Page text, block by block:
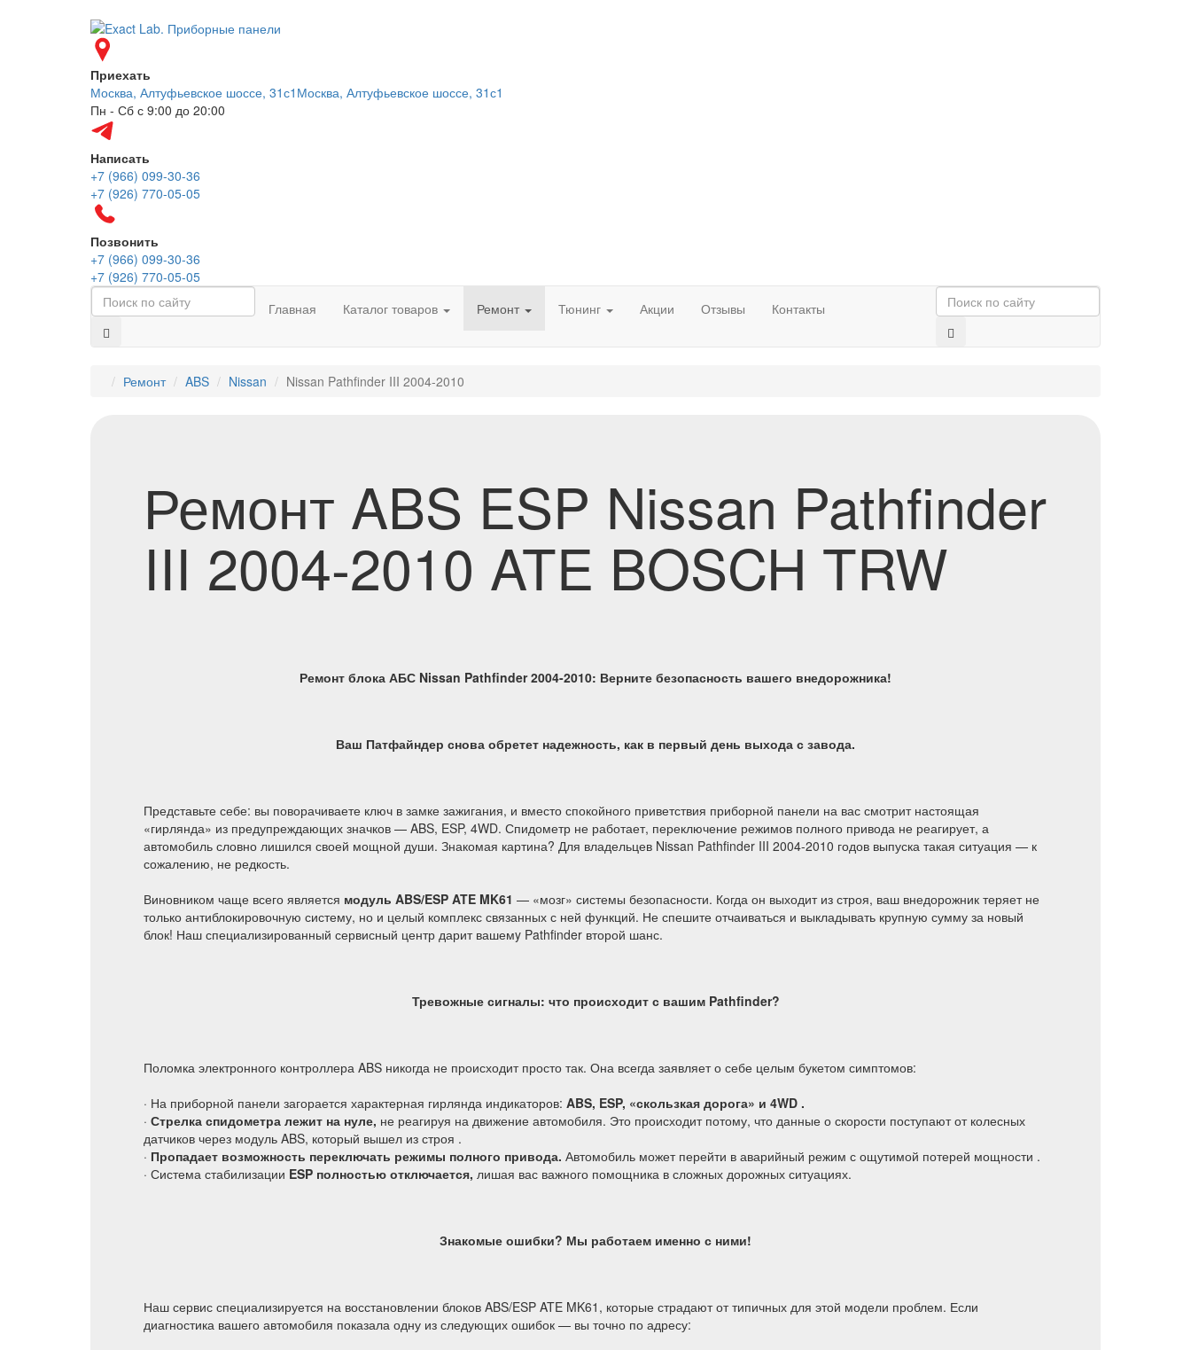
Приехать
Москва, Алтуфьевское шоссе, 31с1 Москва, Алтуфьевское шоссе, 31с1
Пн - Сб с 9:00 до 20:00
Написать
+7 (966) 099-30-36
+7 (926) 770-05-05
Позвонить
+7 (966) 099-30-36
+7 (926) 770-05-05
Главная
Каталог товаров Ремонт Тюнинг Акции Отзывы Контакты
Ремонт ABS Nissan Nissan Pathfinder III 2004-2010
Ремонт ABS ESP Nissan Pathfinder
III 2004-2010 ATE BOSCH TRW
Ремонт блока АБС Nissan Pathfinder 2004-2010: Верните безопасность вашего внедорожника!
Ваш Патфайндер снова обретет надежность, как в первый день выхода с завода.
Представьте себе: вы поворачиваете ключ в замке зажигания, и вместо спокойного приветствия приборной панели на вас смотрит настоящая
«гирлянда» из предупреждающих значков — ABS, ESP, 4WD. Спидометр не работает, переключение режимов полного привода не реагирует, а
автомобиль словно лишился своей мощной души. Знакомая картина? Для владельцев Nissan Pathfinder III 2004-2010 годов выпуска такая ситуация — к
сожалению, не редкость.
Виновником чаще всего является модуль ABS/ESP ATE MK61 — «мозг» системы безопасности. Когда он выходит из строя, ваш внедорожник теряет не
только антиблокировочную систему, но и целый комплекс связанных с ней функций. Не спешите отчаиваться и выкладывать крупную сумму за новый
блок! Наш специализированный сервисный центр дарит вашемy Pathfinder второй шанс.
Тревожные сигналы: что происходит с вашим Pathfinder?
Поломка электронного контроллера ABS никогда не происходит просто так. Она всегда заявляет о себе целым букетом симптомов:
· На приборной панели загорается характерная гирлянда индикаторов: ABS, ESP, «скользкая дорога» и 4WD .
· Стрелка спидометра лежит на нуле, не реагируя на движение автомобиля. Это происходит потому, что данные о скорости поступают от колесных
датчиков через модуль ABS, который вышел из строя .
· Пропадает возможность переключать режимы полного привода. Автомобиль может перейти в аварийный режим с ощутимой потерей мощности .
· Система стабилизации ESP полностью отключается, лишая вас важного помощника в сложных дорожных ситуациях.
Знакомые ошибки? Мы работаем именно с ними!
Наш сервис специализируется на восстановлении блоков ABS/ESP ATE MK61, которые страдают от типичных для этой модели проблем. Если
диагностика вашего автомобиля показала одну из следующих ошибок — вы точно по адресу: